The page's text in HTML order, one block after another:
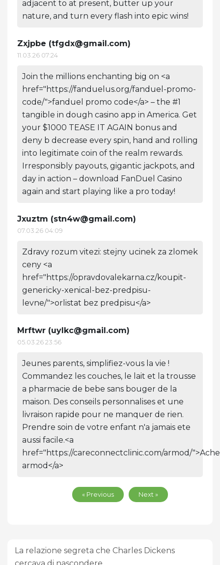
adjacent to at present, butter up your
nature, and turn every flash into epic wins!
Zxjpbe (tfgdx@gmail.com)
11.03.26 07:24
Join the millions enchanting big on <a
href="https://fanduelus.org/fanduel-promo-
code/">fanduel promo code</a> – the #1
tangible in dough casino app in America. Get
your $1000 TEASE IT AGAIN bonus and
deny b decrease every spin, hand and rolling
into legitimate coin of the realm rewards.
Irresponsibly payouts, gigantic jackpots, and
day in action – download FanDuel Casino
again and start playing like a pro today!
Jxuztm (stn4w@gmail.com)
07.03.26 04:09
Zdravy rozum vitezi: stejny ucinek za zlomek
ceny <a
href="https://opravdovalekarna.cz/koupit-
genericky-xenical-bez-predpisu-
levne/">orlistat bez predpisu</a>
Mrftwr (uylkc@gmail.com)
05.03.26 23:56
Jeunes parents, simplifiez-vous la vie !
Commandez les couches, le lait et la trousse
a pharmacie de bebe sans bouger de la
maison. Des conseils personnalises et une
livraison rapide pour ne manquer de rien.
Prendre soin de votre enfant n'a jamais ete
aussi facile.<a
href="https://careconnectclinic.com/armod/
armod</a>
« Previous Next »
La relazione segreta che Charles Dickens